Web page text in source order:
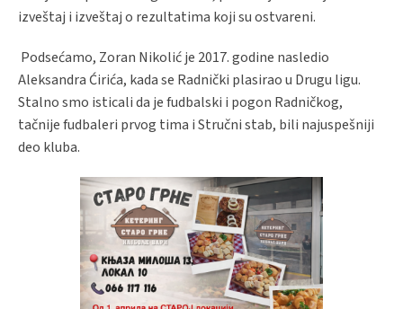
izveštaj i izveštaj o rezultatima koji su ostvareni.
Podsećamo, Zoran Nikolić je 2017. godine nasledio
Aleksandra Ćirića, kada se Radnički plasirao u Drugu ligu.
Stalno smo isticali da je fudbalski i pogon Radničkog,
tačnije fudbaleri prvog tima i Stručni stab, bili najuspešniji
deo kluba.